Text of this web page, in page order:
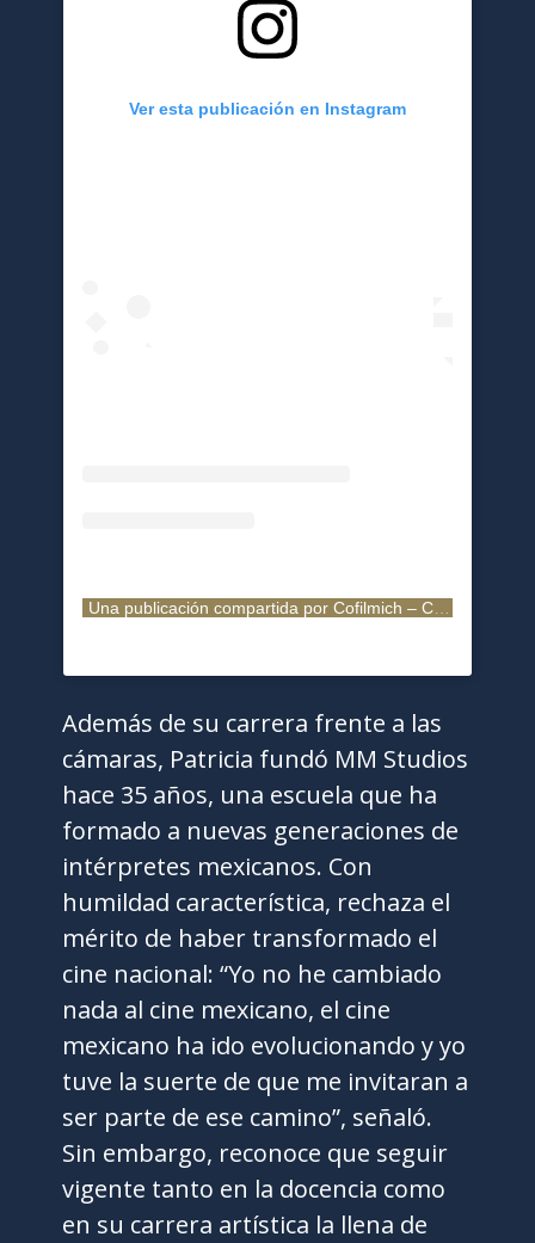
Ver esta publicación en Instagram
Una publicación compartida por Cofilmich – Comisión de Filmaciones de Michoacán (@cofilmich)
Además de su carrera frente a las
cámaras, Patricia fundó MM Studios
hace 35 años, una escuela que ha
formado a nuevas generaciones de
intérpretes mexicanos. Con
humildad característica, rechaza el
mérito de haber transformado el
cine nacional: “Yo no he cambiado
nada al cine mexicano, el cine
mexicano ha ido evolucionando y yo
tuve la suerte de que me invitaran a
ser parte de ese camino”, señaló.
Sin embargo, reconoce que seguir
vigente tanto en la docencia como
en su carrera artística la llena de